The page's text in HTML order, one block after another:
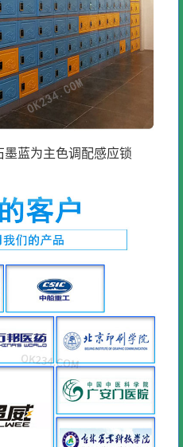
蓝为主色调配感应锁